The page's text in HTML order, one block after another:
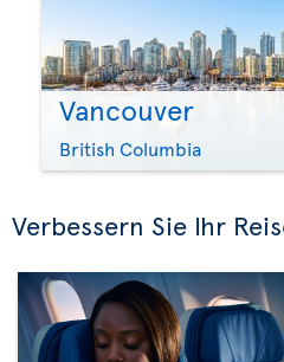
Vancouver
British Columbia
Verbessern Sie Ihr